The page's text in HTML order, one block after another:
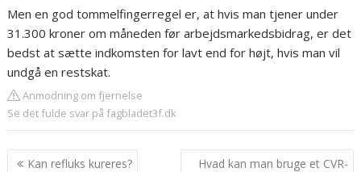
Men en god tommelfingerregel er, at hvis man tjener under
31.300 kroner om måneden før arbejdsmarkedsbidrag, er det
bedst at sætte indkomsten for lavt end for højt, hvis man vil
undgå en restskat.
Anmodning om fjernelse
Se det fulde svar på fagbladet3f.dk
Indlægsnavigation
Kan refluks kureres?
Hvad kan man bruge et CVR-